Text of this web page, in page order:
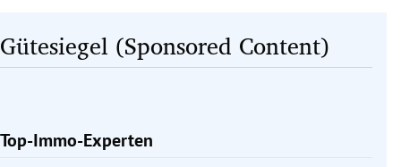
Gütesiegel (Sponsored Content)
Top-Immo-Experten
Slide 1 von 1